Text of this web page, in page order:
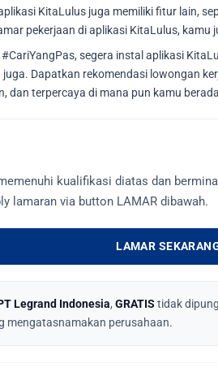
KitaLulus juga memiliki fitur lain,
pekerjaan di aplikasi KitaLulus,
segera instal aplikasi
Dapatkan rekomendasi lowongan
dan terpercaya di mana pun kamu
kualifikasi diatas dan
lamaran via button LAMAR dibawah.
LAMAR
Legrand Indonesia, GRATIS tidak
mengatasnamakan perusahaan.